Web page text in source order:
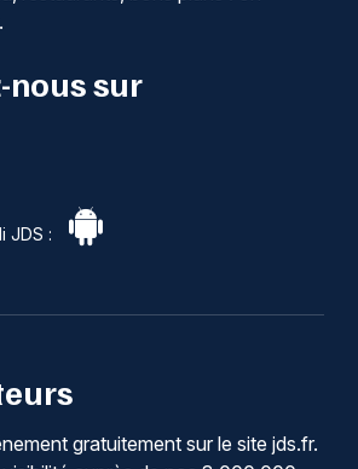
nous sur
JDS :
gratuitement sur le site jds.fr.